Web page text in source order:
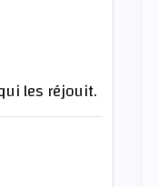
les réjouit.